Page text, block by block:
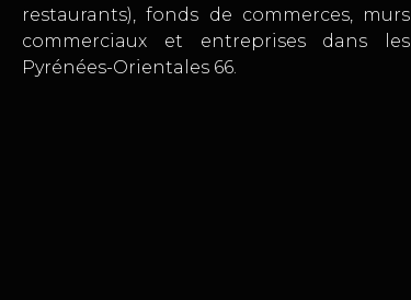
restaurants), fonds de commerces, murs
commerciaux et entreprises dans les
Pyrénées-Orientales 66.